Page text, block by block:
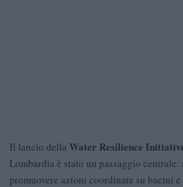
Il lancio della Water Resilience
Lombardia è stato un passaggio centrale:
promuovere azioni coordinate su bacini